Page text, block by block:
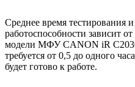
Среднее время тестирования
работоспособности зависит
модели МФУ CANON iR
требуется от 0,5 до одного
будет готово к работе.